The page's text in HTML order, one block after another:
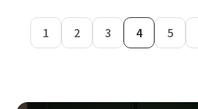
1 2 3 4 5